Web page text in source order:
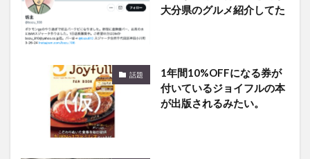
大分県のグルメ紹介してた
話題
1年間10%OFFになる券が
付いているジョイフルの本
が出版されるみたい。